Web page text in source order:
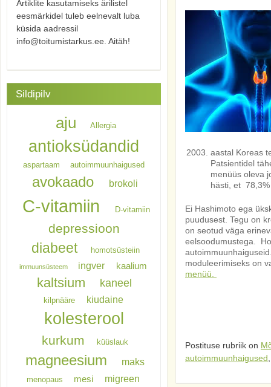
aastal Koreas
Patsientidel
menüüs oleva
hästi, et
Ei Hashimoto ega
puudusest. Tegu on
on seotud väga
eelsoodumustega.
moduleerimiseks on
menüü.
Postituse rubriik on
autoimmuunhaigused
Artiklite kasutamiseks ärilistel
eesmärkidel tuleb eelnevalt luba
küsida aadressil
info@toitumistarkus.ee. Aitäh!
Sildipilv
aju Allergia
antioksüdandid
aspartaam autoimmuunhaigused
avokaado brokoli
C-vitamiin D-vitamiin
depressioon
diabeet homotsüsteiin
immuunsüsteem ingver kaalium
kaltsium kaneel
kilpnääre kiudaine
kolesterool
kurkum küüslauk
magneesium maks
menopaus mesi migreen